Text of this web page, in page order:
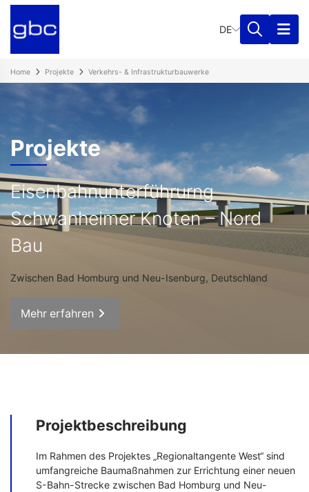
DE
Home Projekte Verkehrs- & Infrastrukturbauwerke
Projekte
Eisenbahnunterführurng
Schwanheimer Knoten – Nord
Bau
Zwischen Bad Homburg und Neu-Isenburg, Deutschland
Mehr erfahren
Projektbeschreibung
Im Rahmen des Projektes „Regionaltangente West“ sind
umfangreiche Baumaßnahmen zur Errichtung einer neuen
S-Bahn-Strecke zwischen Bad Homburg und Neu-